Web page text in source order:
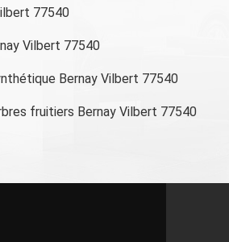
77540
Vilbert 77540
Bernay Vilbert 77540
fruitiers Bernay Vilbert 77540